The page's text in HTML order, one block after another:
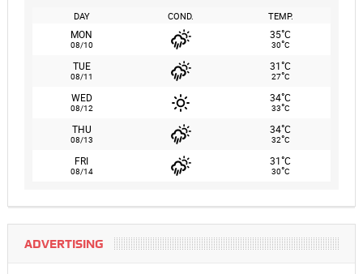
DAY COND. TEMP.
MON
08/10
35°C
30°C
TUE
08/11
31°C
27°C
WED
08/12
34°C
33°C
THU
08/13
34°C
32°C
FRI
08/14
31°C
30°C
ADVERTISING